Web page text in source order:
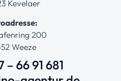
Kevelaer
200
Weeze
– 66 91 681